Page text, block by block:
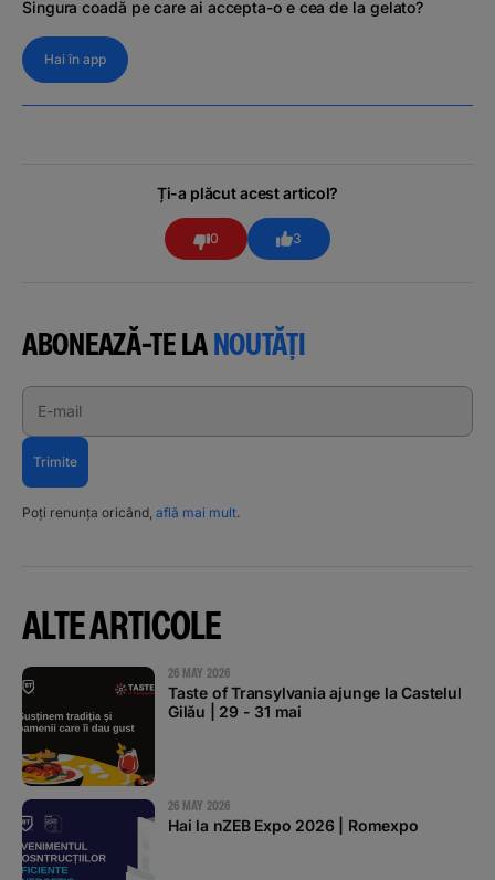
Singura coadă pe care ai accepta-o e cea de la gelato?
Hai în app
Ți-a plăcut acest articol?
0 3
ABONEAZĂ-TE LANOUTĂȚI
E-mail
Trimite
Poți renunța oricând, află mai mult.
ALTE ARTICOLE
26 MAY 2026
Taste of Transylvania ajunge la Castelul
Gilău | 29 - 31 mai
26 MAY 2026
Hai la nZEB Expo 2026 | Romexpo